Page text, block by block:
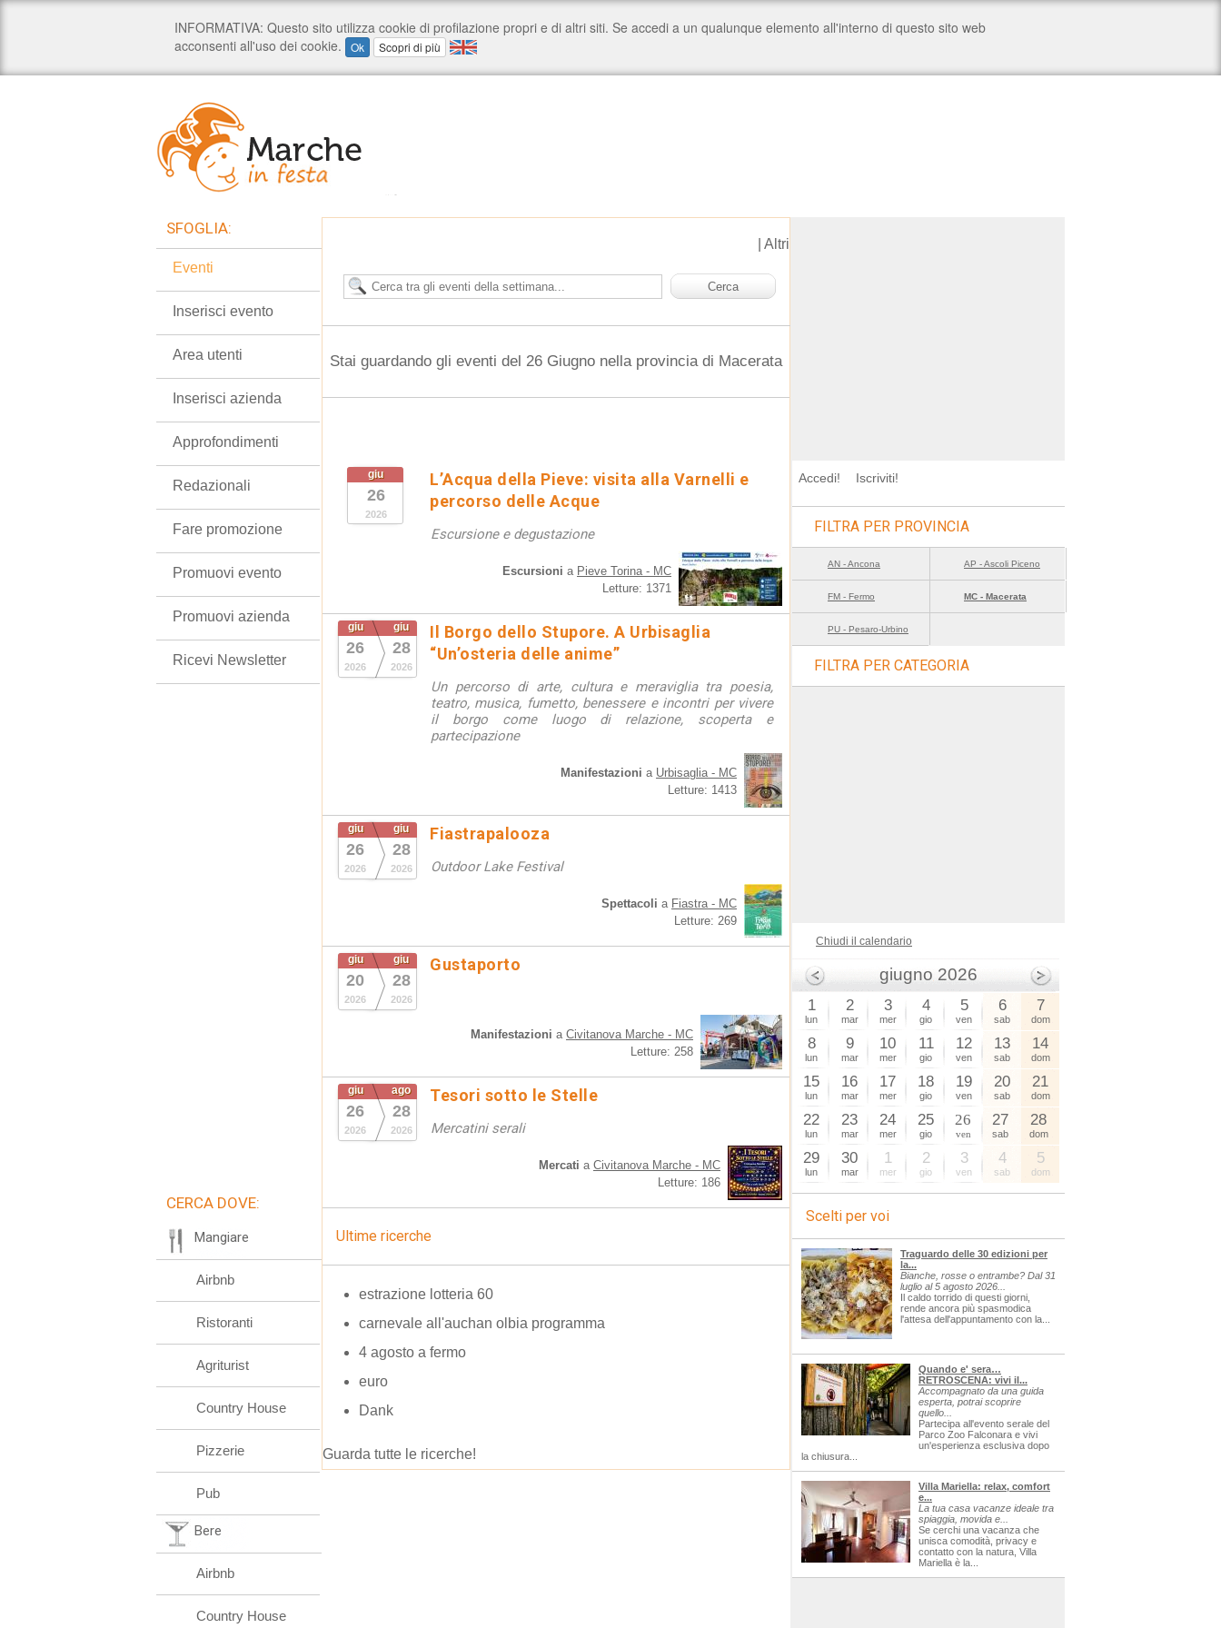
Altri
Stai guardando gli eventi del 26 Giugno nella provincia di Macerata
giu
26
2026
L’Acqua della Pieve: visita alla Varnelli e
percorso delle Acque
Escursione e degustazione
Escursioni a Pieve Torina - MC
Letture: 1371
giu
26
2026
giu
28
2026
Il Borgo dello Stupore. A Urbisaglia
“Un’osteria delle anime”
Un percorso di arte, cultura e meraviglia tra poesia,
teatro, musica, fumetto, benessere e incontri per vivere
il borgo come luogo di relazione, scoperta e
partecipazione
Manifestazioni a Urbisaglia - MC
Letture: 1413
giu
26
2026
giu
28
2026
Fiastrapalooza
Outdoor Lake Festival
Spettacoli a Fiastra - MC
Letture: 269
giu
20
2026
giu
28
2026
Gustaporto
Manifestazioni a Civitanova Marche - MC
Letture: 258
giu
26
2026
ago
28
2026
Tesori sotto le Stelle
Mercatini serali
Mercati a Civitanova Marche - MC
Letture: 186
Ultime ricerche
estrazione lotteria 60
carnevale all'auchan olbia programma
4 agosto a fermo
euro
Dank
Guarda tutte le ricerche!
SFOGLIA:
Eventi
Inserisci evento
Area utenti
Inserisci azienda
Approfondimenti
Redazionali
Fare promozione
Promuovi evento
Promuovi azienda
Ricevi Newsletter
CERCA DOVE:
Mangiare
Airbnb
Ristoranti
Agriturist
Country House
Pizzerie
Pub
Bere
Airbnb
Country House
Accedi! Iscriviti!
FILTRA PER PROVINCIA
AN - Ancona AP - Ascoli Piceno
FM - Fermo MC - Macerata
PU - Pesaro-Urbino
FILTRA PER CATEGORIA
Chiudi il calendario
giugno 2026
1
lun
2
mar
3
mer
4
gio
5
ven
6
sab
7
dom
8
lun
9
mar
10
mer
11
gio
12
ven
13
sab
14
dom
15
lun
16
mar
17
mer
18
gio
19
ven
20
sab
21
dom
22
lun
23
mar
24
mer
25
gio
26
ven
27
sab
28
dom
29
lun
30
mar
1
mer
2
gio
3
ven
4
sab
5
dom
Scelti per voi
Traguardo delle 30 edizioni per
la...
Bianche, rosse o entrambe? Dal 31
luglio al 5 agosto 2026...
Il caldo torrido di questi giorni,
rende ancora più spasmodica
l'attesa dell'appuntamento con la...
Quando e' sera…
RETROSCENA: vivi il...
Accompagnato da una guida
esperta, potrai scoprire
quello...
Partecipa all'evento serale del
Parco Zoo Falconara e vivi
un'esperienza esclusiva dopo
la chiusura...
Villa Mariella: relax, comfort
e...
La tua casa vacanze ideale tra
spiaggia, movida e...
Se cerchi una vacanza che
unisca comodità, privacy e
contatto con la natura, Villa
Mariella è la...